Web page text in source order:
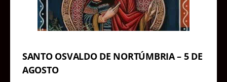
SANTO OSVALDO DE NORTÚMBRIA – 5 DE
AGOSTO